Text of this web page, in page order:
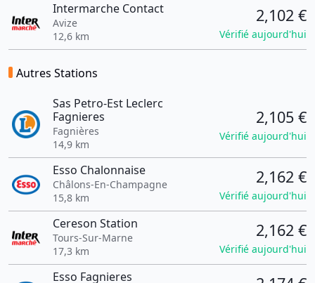
Intermarche Contact
Avize
12,6 km
2,102 €
Vérifié aujourd'hui
Autres Stations
Sas Petro-Est Leclerc
Fagnieres
Fagnières
14,9 km
2,105 €
Vérifié aujourd'hui
Esso Chalonnaise
Châlons-En-Champagne
15,8 km
2,162 €
Vérifié aujourd'hui
Cereson Station
Tours-Sur-Marne
17,3 km
2,162 €
Vérifié aujourd'hui
Esso Fagnieres